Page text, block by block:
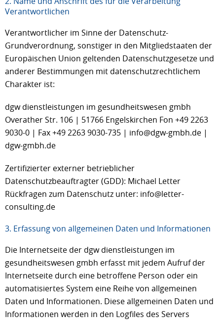
Verantwortlichen
Verantwortlicher im Sinne der Datenschutz-
Grundverordnung, sonstiger in den Mitgliedstaaten der
Europäischen Union geltenden Datenschutzgesetze und
anderer Bestimmungen mit datenschutzrechtlichem
Charakter ist:
dgw dienstleistungen im gesundheitswesen gmbh
Overather Str. 106 | 51766 Engelskirchen Fon +49 2263
9030-0 | Fax +49 2263 9030-735 | info@dgw-gmbh.de |
dgw-gmbh.de
Zertifizierter externer betrieblicher
Datenschutzbeauftragter (GDD): Michael Letter
Rückfragen zum Datenschutz unter: info@letter-
consulting.de
3. Erfassung von allgemeinen Daten und Informationen
Die Internetseite der dgw dienstleistungen im
gesundheitswesen gmbh erfasst mit jedem Aufruf der
Internetseite durch eine betroffene Person oder ein
automatisiertes System eine Reihe von allgemeinen
Daten und Informationen. Diese allgemeinen Daten und
Informationen werden in den Logfiles des Servers